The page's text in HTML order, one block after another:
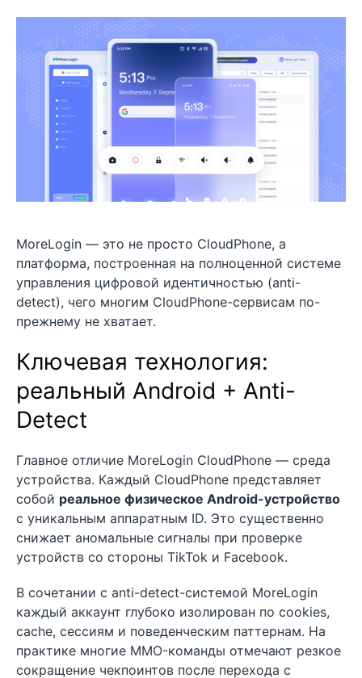
MoreLogin — это не просто CloudPhone, а
платформа, построенная на полноценной системе
управления цифровой идентичностью (anti-
detect), чего многим CloudPhone-сервисам по-
прежнему не хватает.
Ключевая технология:
реальный Android + Anti-
Detect
Главное отличие MoreLogin CloudPhone — среда
устройства. Каждый CloudPhone представляет
собой реальное физическое Android-устройство
с уникальным аппаратным ID. Это существенно
снижает аномальные сигналы при проверке
устройств со стороны TikTok и Facebook.
В сочетании с anti-detect-системой MoreLogin
каждый аккаунт глубоко изолирован по cookies,
cache, сессиям и поведенческим паттернам. На
практике многие MMO-команды отмечают резкое
сокращение чекпоинтов после перехода с